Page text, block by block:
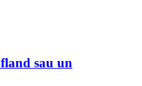
sau un